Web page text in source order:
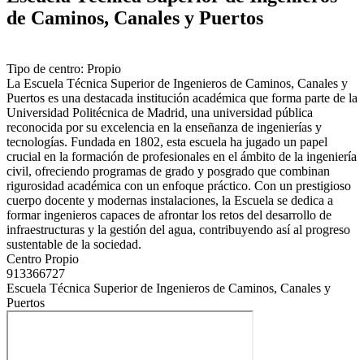
de Caminos, Canales y Puertos
Tipo de centro: Propio
La Escuela Técnica Superior de Ingenieros de Caminos, Canales y
Puertos es una destacada institución académica que forma parte de la
Universidad Politécnica de Madrid, una universidad pública
reconocida por su excelencia en la enseñanza de ingenierías y
tecnologías. Fundada en 1802, esta escuela ha jugado un papel
crucial en la formación de profesionales en el ámbito de la ingeniería
civil, ofreciendo programas de grado y posgrado que combinan
rigurosidad académica con un enfoque práctico. Con un prestigioso
cuerpo docente y modernas instalaciones, la Escuela se dedica a
formar ingenieros capaces de afrontar los retos del desarrollo de
infraestructuras y la gestión del agua, contribuyendo así al progreso
sustentable de la sociedad.
Centro Propio
913366727
Escuela Técnica Superior de Ingenieros de Caminos, Canales y
Puertos